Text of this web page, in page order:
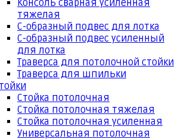
Консоль сварная усиленная
тяжелая
С-образный подвес для лотка
С-образный подвес усиленный
для лотка
Траверса для потолочной стойки
Траверса для шпильки
Стойка потолочная
Стойка потолочная тяжелая
Стойка потолочная усиленная
Универсальная потолочная